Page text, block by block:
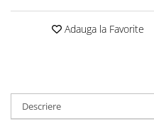
Adauga la Favorite
Descriere